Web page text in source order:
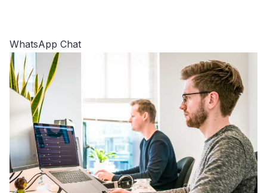
WhatsApp Chat